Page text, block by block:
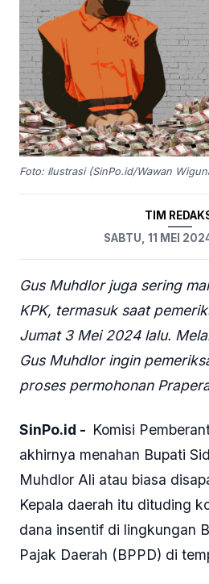
Foto: Ilustrasi (SinPo.id/Wawan
TIM
SABTU, 11 MEI
Gus Muhdlor juga sering
KPK, termasuk saat
Jumat 3 Mei 2024 lalu.
Gus Muhdlor ingin
proses permohonan
SinPo.id - Komisi
akhirnya menahan Bupati
Muhdlor Ali atau biasa
Kepala daerah itu dituding
dana insentif di lingkungan
Pajak Daerah (BPPD) di